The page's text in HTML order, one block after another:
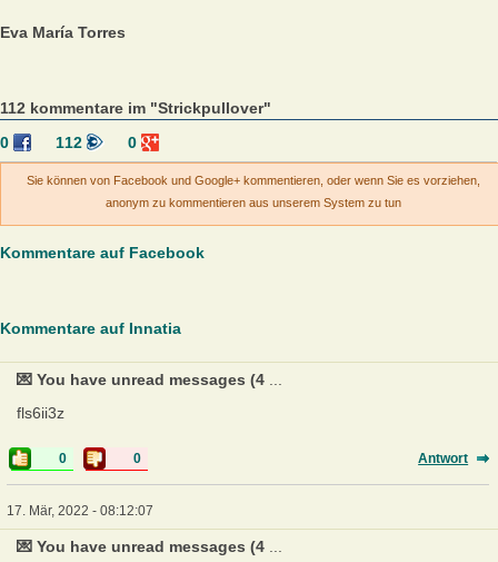
Eva María Torres
112 kommentare im "Strickpullover"
0
112 0
Sie können von Facebook und Google+ kommentieren, oder wenn Sie es vorziehen,
anonym zu kommentieren aus unserem System zu tun
Kommentare auf Facebook
Kommentare auf Innatia
💌 You have unread messages (4 ...
fls6ii3z
0 0 Antwort
17. Mär, 2022 - 08:12:07
💌 You have unread messages (4 ...